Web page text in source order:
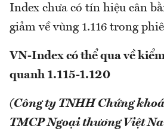
Index chưa có tín hiệu cân
giảm về vùng 1.116 trong
VN-Index có thể qua về
quanh 1.115-1.120
(Công ty TNHH Chứng
TMCP Ngoại thương Việt